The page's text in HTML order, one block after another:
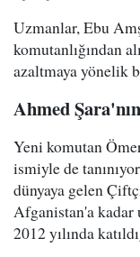
Uzmanlar, Ebu
komutanlığından
azaltmaya yönelik
Ahmed
Yeni komutan
ismiyle de
dünyaya gelen
Afganistan'a kadar
2012 yılında